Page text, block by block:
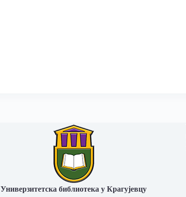
Универзитетска библиотека у Крагујевцу